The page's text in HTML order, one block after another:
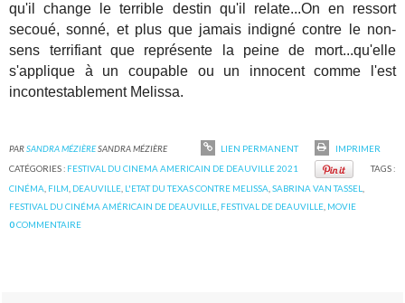
qu'il change le terrible destin qu'il relate...On en ressort
secoué, sonné, et plus que jamais indigné contre le non-
sens terrifiant que représente la peine de mort...qu'elle
s'applique à un coupable ou un innocent comme l'est
incontestablement Melissa.
PARSANDRA MÉZIÈRESANDRA MÉZIÈRE LIEN PERMANENT
IMPRIMER
CATÉGORIES : FESTIVAL DU CINEMA AMERICAIN DE DEAUVILLE 2021
TAGS :
CINÉMA FILM DEAUVILLE L'ETAT DU TEXAS CONTRE MELISSA ,SABRINA VAN TASSEL
FESTIVAL DU CINÉMA AMÉRICAIN DE DEAUVILLE FESTIVAL DE DEAUVILLE MOVIE
0COMMENTAIRE